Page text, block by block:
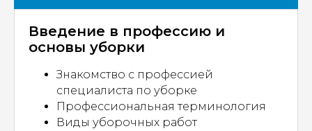
Введение в профессию и
основы уборки
Знакомство с профессией
специалиста по уборке
Профессиональная терминология
Виды уборочных работ